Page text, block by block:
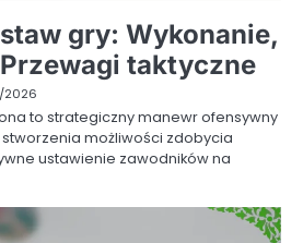
gry: Wykonanie,
taktyczne
2026
to strategiczny manewr ofensywny
możliwości zdobycia
ustawienie zawodników na